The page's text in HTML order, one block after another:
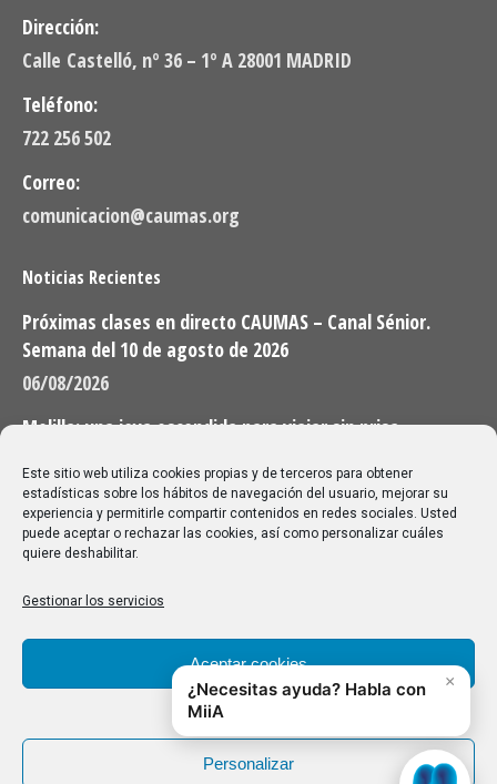
Este sitio web utiliza cookies propias y de terceros para obtener
estadísticas sobre los hábitos de navegación del usuario, mejorar su
experiencia y permitirle compartir contenidos en redes sociales. Usted
puede aceptar o rechazar las cookies, así como personalizar cuáles
quiere deshabilitar.
Gestionar los servicios
Aceptar cookies
Denegar
Personalizar
Dirección:
Calle Castelló, nº 36 – 1º A 28001 MADRID
Teléfono:
722 256 502
Correo:
comunicacion@caumas.org
Noticias Recientes
Próximas clases en directo CAUMAS – Canal Sénior.
Semana del 10 de agosto de 2026
06/08/2026
Melilla: una joya escondida para viajar sin prisa
Buscar
Buscar:
Aviso Legal|Política de privacidad|Política de cookies